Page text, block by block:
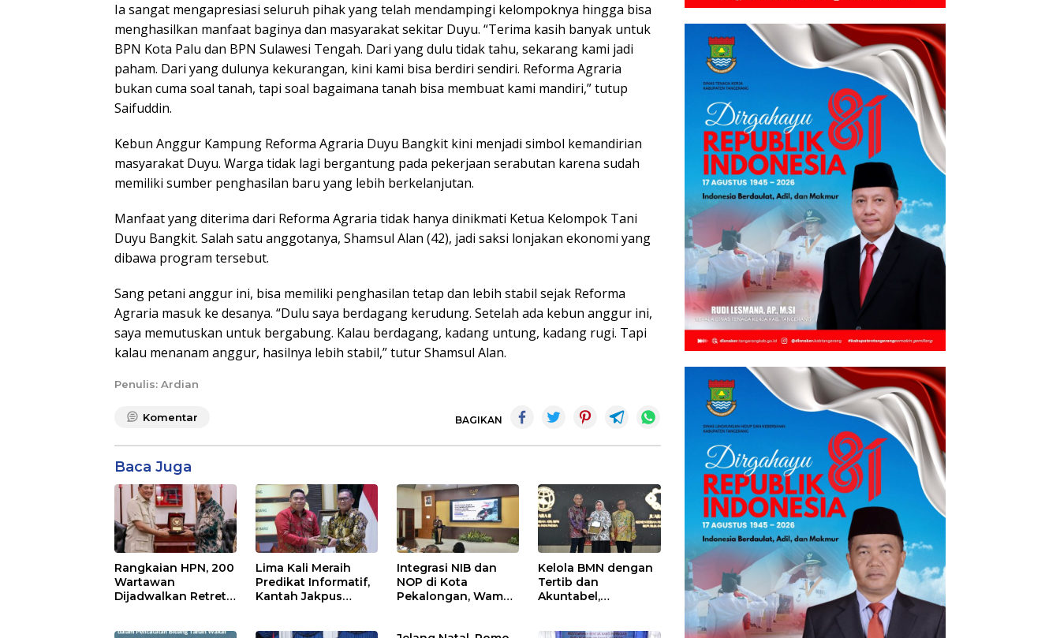
Ia sangat mengapresiasi seluruh pihak yang telah mendampingi kelompoknya hingga bisa
menghasilkan manfaat baginya dan masyarakat sekitar Duyu. “Terima kasih banyak untuk
BPN Kota Palu dan BPN Sulawesi Tengah. Dari yang dulu tidak tahu, sekarang kami jadi
paham. Dari yang dulunya kekurangan, kini kami bisa berdiri sendiri. Reforma Agraria
bukan cuma soal tanah, tapi soal bagaimana tanah bisa membuat kami mandiri,” tutup
Saifuddin.
Kebun Anggur Kampung Reforma Agraria Duyu Bangkit kini menjadi simbol kemandirian
masyarakat Duyu. Warga tidak lagi bergantung pada pekerjaan serabutan karena sudah
memiliki sumber penghasilan baru yang lebih berkelanjutan.
Manfaat yang diterima dari Reforma Agraria tidak hanya dinikmati Ketua Kelompok Tani
Duyu Bangkit. Salah satu anggotanya, Shamsul Alan (42), jadi saksi lonjakan ekonomi yang
dibawa program tersebut.
Sang petani anggur ini, bisa memiliki penghasilan tetap dan lebih stabil sejak Reforma
Agraria masuk ke desanya. “Dulu saya berdagang kerudung. Setelah ada kebun anggur ini,
saya memutuskan untuk bergabung. Kalau berdagang, kadang untung, kadang rugi. Tapi
kalau menanam anggur, hasilnya lebih stabil,” tutur Shamsul Alan.
Penulis: Ardian
Komentar BAGIKAN
Baca Juga
Rangkaian HPN, 200
Wartawan
Dijadwalkan Retret
Lima Kali Meraih
Predikat Informatif,
Kantah Jakpus
Integrasi NIB dan
NOP di Kota
Pekalongan, Wamen
Kelola BMN dengan
Tertib dan
Akuntabel,